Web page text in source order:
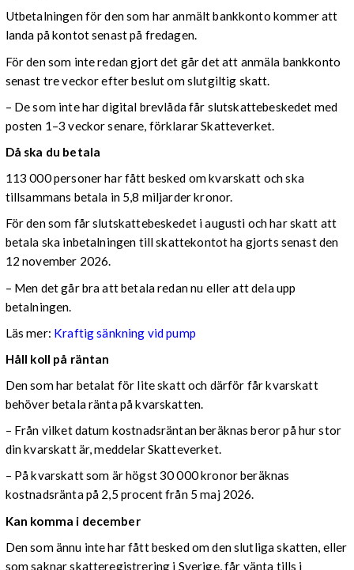
Utbetalningen för den som har anmält bankkonto kommer att
landa på kontot senast på fredagen.
För den som inte redan gjort det går det att anmäla bankkonto
senast tre veckor efter beslut om slutgiltig skatt.
– De som inte har digital brevlåda får slutskattebeskedet med
posten 1–3 veckor senare, förklarar Skatteverket.
Då ska du betala
113 000 personer har fått besked om kvarskatt och ska
tillsammans betala in 5,8 miljarder kronor.
För den som får slutskattebeskedet i augusti och har skatt att
betala ska inbetalningen till skattekontot ha gjorts senast den
12 november 2026.
– Men det går bra att betala redan nu eller att dela upp
betalningen.
Läs mer: Kraftig sänkning vid pump
Håll koll på räntan
Den som har betalat för lite skatt och därför får kvarskatt
behöver betala ränta på kvarskatten.
– Från vilket datum kostnadsräntan beräknas beror på hur stor
din kvarskatt är, meddelar Skatteverket.
– På kvarskatt som är högst 30 000 kronor beräknas
kostnadsränta på 2,5 procent från 5 maj 2026.
Kan komma i december
Den som ännu inte har fått besked om den slutliga skatten, eller
som saknar skatteregistrering i Sverige, får vänta tills i